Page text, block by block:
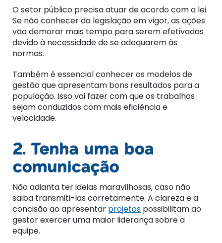
O setor público precisa atuar de acordo com a lei.
Se não conhecer da legislação em vigor, as ações
vão demorar mais tempo para serem efetivadas
devido à necessidade de se adequarem às
normas.
Também é essencial conhecer os modelos de
gestão que apresentam bons resultados para a
população. Isso vai fazer com que os trabalhos
sejam conduzidos com mais eficiência e
velocidade.
2. Tenha uma boa
comunicação
Não adianta ter ideias maravilhosas, caso não
saiba transmiti-las corretamente. A clareza e a
concisão ao apresentar projetos possibilitam ao
gestor exercer uma maior liderança sobre a
equipe.